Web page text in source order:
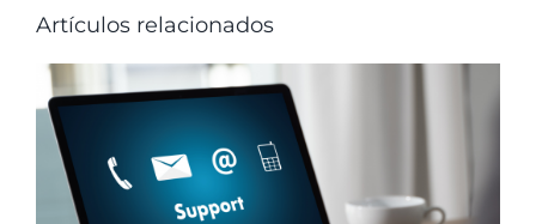
Artículos relacionados